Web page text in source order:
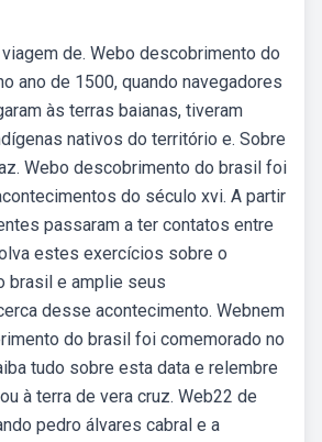
de. Webo descobrimento do
ano de 1500, quando navegadores
às terras baianas, tiveram
nativos do território e. Sobre
Webo descobrimento do brasil foi
do século xvi. A partir
passaram a ter contatos entre
estes exercícios sobre o
brasil e amplie seus
desse acontecimento. Webnem
do brasil foi comemorado no
tudo sobre esta data e relembre
à terra de vera cruz. Web22 de
pedro álvares cabral e a